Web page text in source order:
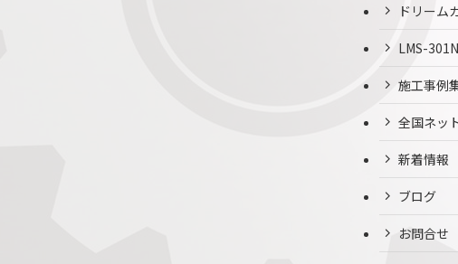
ドリーム
LMS-
施工事例
全国ネッ
新着情報
ブログ
お問合せ